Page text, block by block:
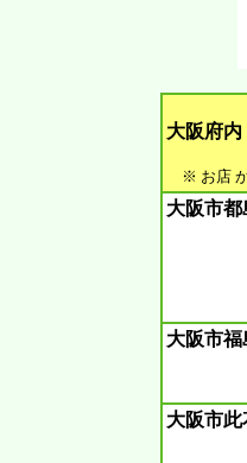
大阪府
※ お店 か
大阪市都
大阪市福
大阪市此